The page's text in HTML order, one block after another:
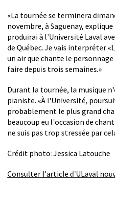
«La tournée se terminera
novembre, à Saguenay,
produirai à l'Université Laval
de Québec. Je vais interpréter
un air que chante le personnage
faire depuis trois semaines.»
Durant la tournée, la musique
pianiste. «À l'Université,
probablement le plus grand
beaucoup eu l'occasion de
ne suis pas trop stressée par
Crédit photo: Jessica Latouche
Consulter l'article d'ULaval